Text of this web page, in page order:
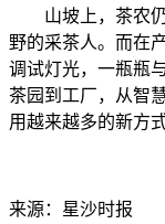
山坡上，茶农仍
野的采茶人。而在
调试灯光，一瓶瓶
茶园到工厂，从智
用越来越多的新方
来源：星沙时报